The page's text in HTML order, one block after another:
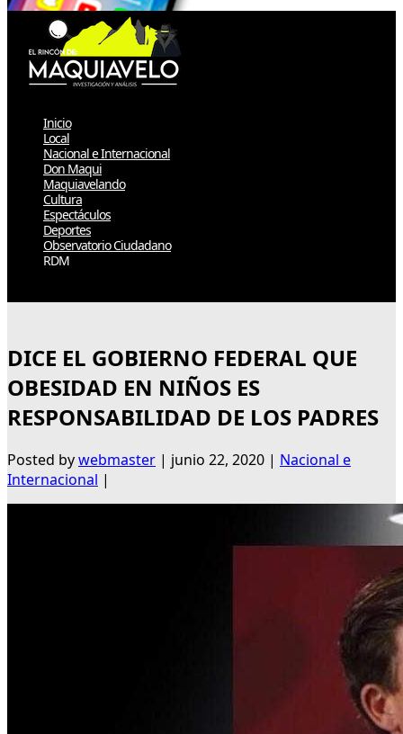
Inicio
Local
Nacional e Internacional
Don Maqui
Maquiavelando
Cultura
Espectáculos
Deportes
Observatorio Ciudadano
RDM
DICE EL GOBIERNO FEDERAL QUE
OBESIDAD EN NIÑOS ES
RESPONSABILIDAD DE LOS PADRES
Posted bywebmaster | junio 22, 2020 | Nacional e
Internacional |